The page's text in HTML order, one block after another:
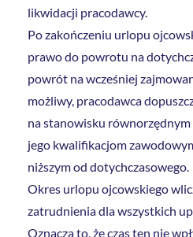
likwidacji pracodawcy.
Po zakończeniu urlopu
prawo do powrotu na
powrót na wcześniej
możliwy, pracodawca
na stanowisku
jego kwalifikacjom
niższym od dotychczasowego.
Okres urlopu ojcowskiego
zatrudnienia dla wszystkich
Oznacza to, że czas ten nie